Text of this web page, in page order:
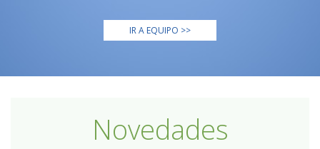
IR A EQUIPO >>
Novedades